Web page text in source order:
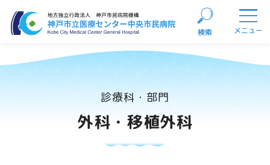
検索 メニュー
診療科・部門
外科・移植外科
診療実績
主な疾患・
治療法
臨床研究
学会発表
論文実績